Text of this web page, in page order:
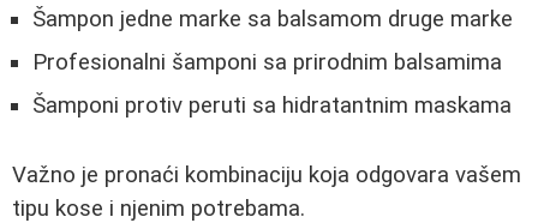
Šampon jedne marke sa balsamom druge marke
Profesionalni šamponi sa prirodnim balsamima
Šamponi protiv peruti sa hidratantnim maskama
Važno je pronaći kombinaciju koja odgovara vašem
tipu kose i njenim potrebama.